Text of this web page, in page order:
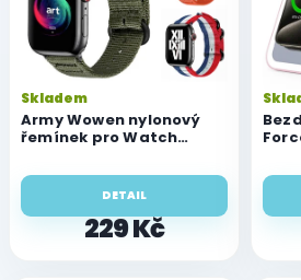
Army Wowen nylonový
řemínek pro Watch
Skladem
229 Kč
DETAIL